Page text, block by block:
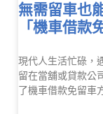
無需留車也
「機車借款
現代人生活忙碌，
留在當舖或貸款公
了機車借款免留車